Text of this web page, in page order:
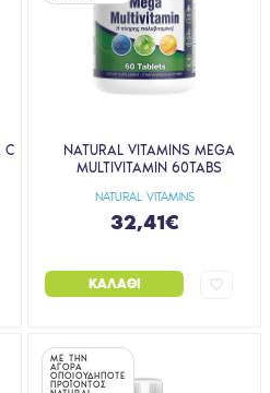
C
NATURAL VITAMINS
NATURAL VITAMINS MEGA
MULTIVITAMIN 60TABS
32,41€
ΚΑΛΆΘΙ
ΜΕ ΤΗΝ
ΑΓΟΡΑ
ΟΠΟΙΟΥΔΗΠΟΤΕ
ΠΡΟΪΟΝΤΟΣ